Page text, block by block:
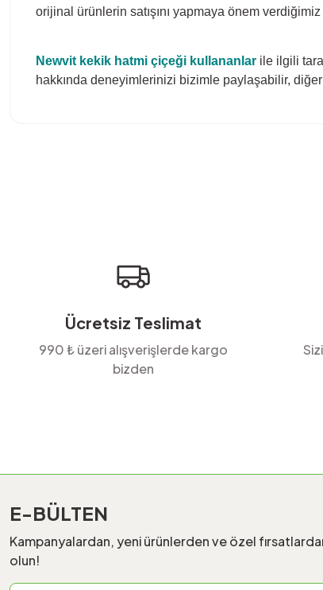
orijinal ürünlerin satışını yapmaya önem
Newvit kekik hatmi çiçeği kullananlar ile ilgili
hakkında deneyimlerinizi bizimle paylaşabilir,
Bu ürüne benzer farklı alternatifler olmalı.
Ücretsiz Teslimat
990 ₺ üzeri alışverişlerde kargo
bizden
E-BÜLTEN
Kampanyalardan, yeni ürünlerden ve özel
olun!